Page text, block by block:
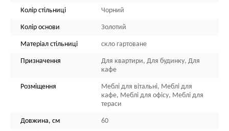
Колір стільниці Чорний
Колір основи Золотий
Матеріал стільниці скло гартоване
Призначення
Для квартири, Для будинку, Для
кафе
Розміщення
Меблі для вітальні, Меблі для
кафе, Меблі для офісу, Меблі для
тераси
Довжина, см 60